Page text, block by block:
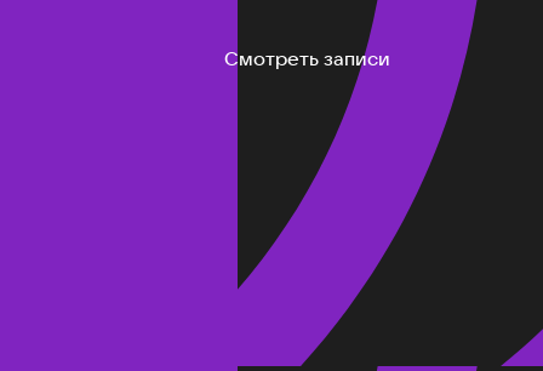
Смотреть записи